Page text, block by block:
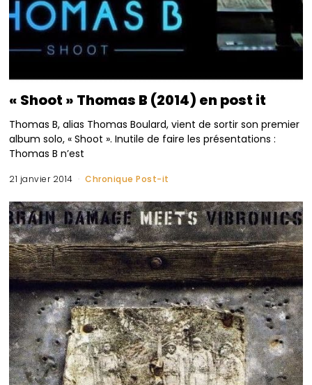
« Shoot » Thomas B (2014) en post it
Thomas B, alias Thomas Boulard, vient de sortir son premier
album solo, « Shoot ». Inutile de faire les présentations :
Thomas B n’est
21 janvier 2014 Chronique Post-it